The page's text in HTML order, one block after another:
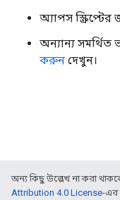
অ্যাপস স্ক্রিপ্টের
অন্যান্য সমর্থিত
করুন দেখুন।
অন্য কিছু উল্লেখ না করা
Attribution 4.0 License-এর